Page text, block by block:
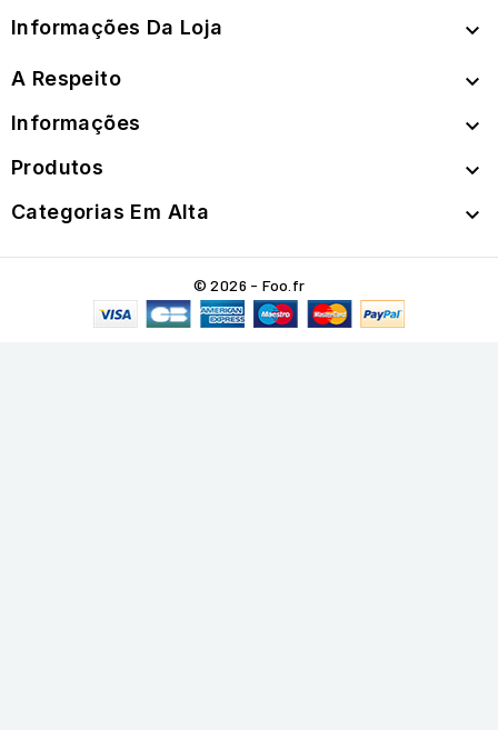
Informações Da Loja 
A Respeito 
Informações 
Produtos 
Categorias Em Alta 
© 2026 - Foo.fr